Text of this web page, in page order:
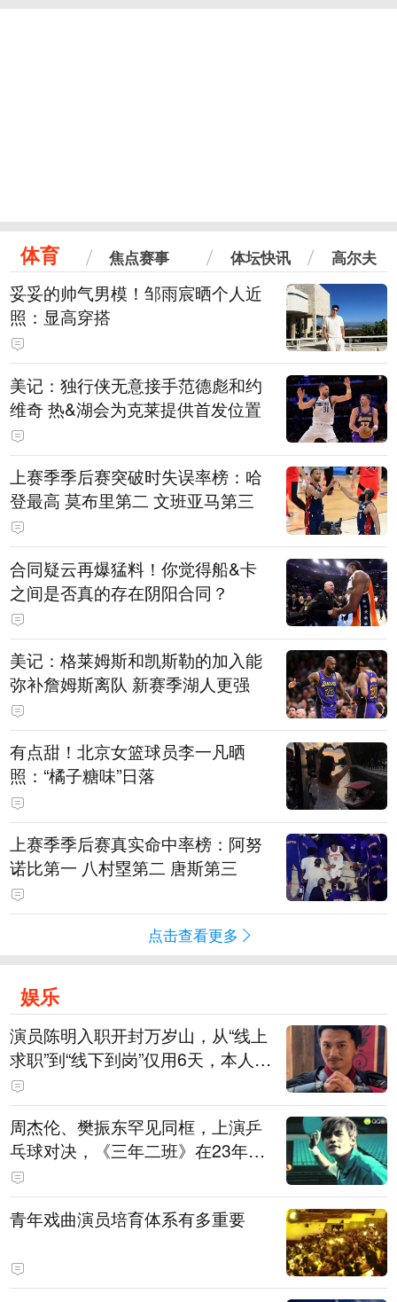
体育 焦点赛事 体坛快讯 高尔夫
妥妥的帅气男模！邹雨宸晒个人近
照：显高穿搭
美记：独行侠无意接手范德彪和约
维奇 热&湖会为克莱提供首发位置
上赛季季后赛突破时失误率榜：哈
登最高 莫布里第二 文班亚马第三
合同疑云再爆猛料！你觉得船&卡
之间是否真的存在阴阳合同？
美记：格莱姆斯和凯斯勒的加入能
弥补詹姆斯离队 新赛季湖人更强
有点甜！北京女篮球员李一凡晒
照：“橘子糖味”日落
上赛季季后赛真实命中率榜：阿努
诺比第一 八村塁第二 唐斯第三
点击查看更多
娱乐
演员陈明入职开封万岁山，从“线上
求职”到“线下到岗”仅用6天，本人发
声
周杰伦、樊振东罕见同框，上演乒
乓球对决，《三年二班》在23年后
迎来了最权威的“男主角”
青年戏曲演员培育体系有多重要